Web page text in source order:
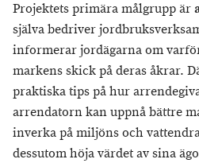
Projektets primära målgrupp är
själva bedriver
informerar jordägarna om
markens skick på deras åkrar.
praktiska tips på hur
arrendatorn kan uppnå bättre
inverka på miljöns och
dessutom höja värdet av sina